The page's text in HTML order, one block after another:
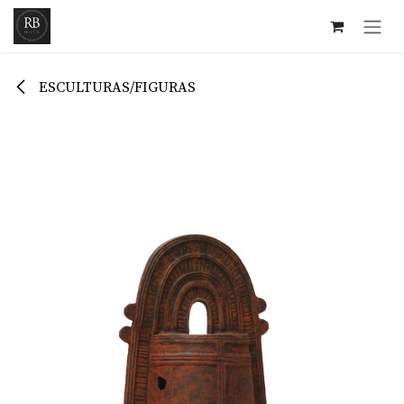
Ir al contenido
ESCULTURAS/FIGURAS